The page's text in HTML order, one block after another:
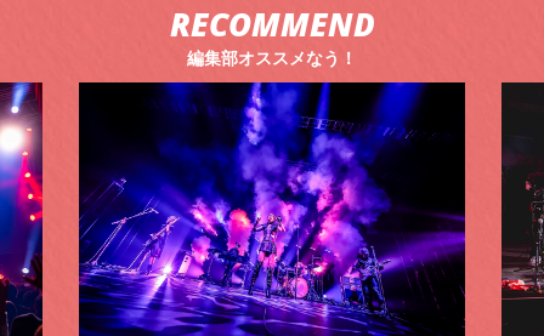
RECOMMEND
編集部オススメなう！